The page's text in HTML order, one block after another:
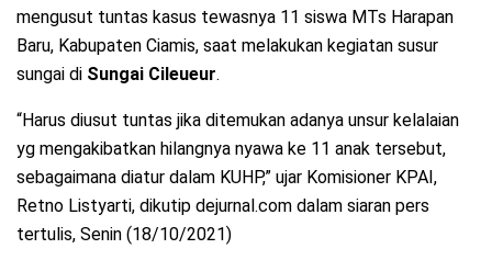
mengusut tuntas kasus tewasnya 11 siswa MTs Harapan
Baru, Kabupaten Ciamis, saat melakukan kegiatan susur
sungai di Sungai Cileueur.
“Harus diusut tuntas jika ditemukan adanya unsur kelalaian
yg mengakibatkan hilangnya nyawa ke 11 anak tersebut,
sebagaimana diatur dalam KUHP,” ujar Komisioner KPAI,
Retno Listyarti, dikutip dejurnal.com dalam siaran pers
tertulis, Senin (18/10/2021)